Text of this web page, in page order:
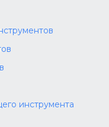
инструмента